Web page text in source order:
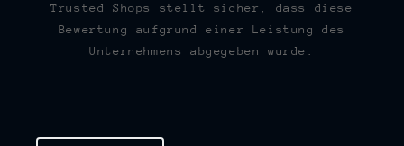
Trusted Shops stellt sicher, dass diese
Bewertung aufgrund einer Leistung des
Unternehmens abgegeben wurde.